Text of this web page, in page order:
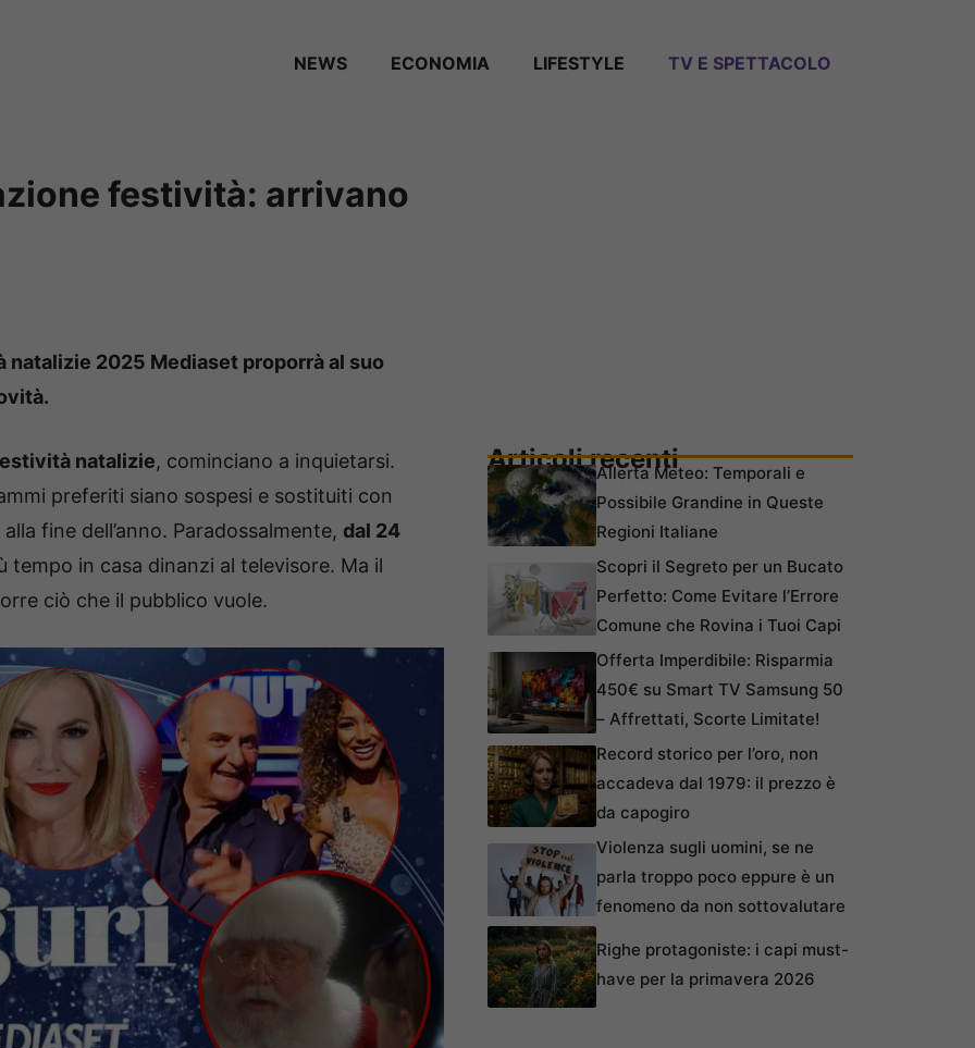
NEWS ECONOMIA LIFESTYLE TV E SPETTACOLO
festività: arrivano
2025 Mediaset proporrà al suo
natalizie, cominciano a inquietarsi.
preferiti siano sospesi e sostituiti con
fine dell’anno. Paradossalmente, dal 24
tempo in casa dinanzi al televisore. Ma il
ciò che il pubblico vuole.
Articoli recentiAllerta Meteo: Temporali e
Possibile Grandine in Queste
Regioni Italiane
Scopri il Segreto per un Bucato
Perfetto: Come Evitare l’Errore
Comune che Rovina i Tuoi Capi
Offerta Imperdibile: Risparmia
450€ su Smart TV Samsung 50
– Affrettati, Scorte Limitate!
Record storico per l’oro, non
accadeva dal 1979: il prezzo è
da capogiro
Violenza sugli uomini, se ne
parla troppo poco eppure è un
fenomeno da non sottovalutare
Righe protagoniste: i capi must-
have per la primavera 2026